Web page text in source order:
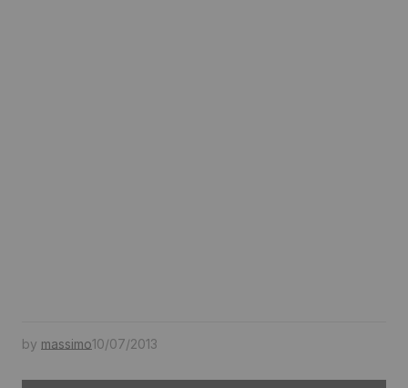
by massimo10/07/2013